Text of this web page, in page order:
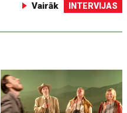
Vairāk INTERVIJAS